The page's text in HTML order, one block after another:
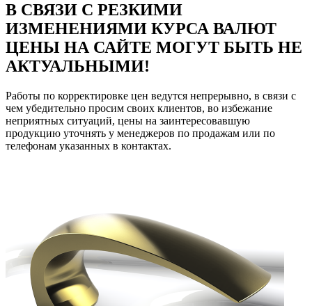
В СВЯЗИ С РЕЗКИМИ
ИЗМЕНЕНИЯМИ КУРСА ВАЛЮТ
ЦЕНЫ НА САЙТЕ МОГУТ БЫТЬ НЕ
АКТУАЛЬНЫМИ!
Работы по корректировке цен ведутся непрерывно, в связи с
чем убедительно просим своих клиентов, во избежание
неприятных ситуаций, цены на заинтересовавшую
продукцию уточнять у менеджеров по продажам или по
телефонам указанных в контактах.